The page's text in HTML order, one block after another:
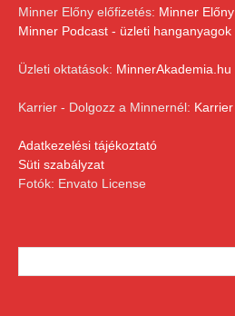
Minner Előny előfizetés: Minner Előny
Minner Podcast - üzleti hanganyagok
Üzleti oktatások: MinnerAkademia.hu
Karrier - Dolgozz a Minnernél: Karrier
Adatkezelési tájékoztató
Süti szabályzat
Fotók: Envato License